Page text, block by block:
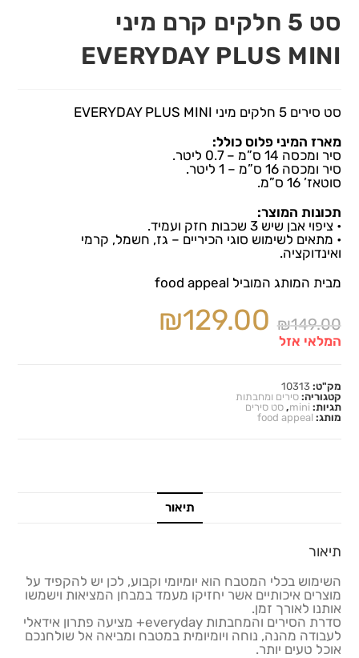
סט 5 חלקים קרם מיני
EVERYDAY PLUS MINI
סט סירים 5 חלקים מיני EVERYDAY PLUS MINI
מארז המיני פלוס כולל:
סיר ומכסה 14 ס”מ – 0.7 ליטר.
סיר ומכסה 16 ס”מ – 1 ליטר.
סוטאז’ 16 ס”מ.
תכונות המוצר:
• ציפוי אבן שיש 3 שכבות חזק ועמיד.
• מתאים לשימוש סוגי הכיריים – גז, חשמל, קרמי
ואינדוקציה.
מבית המותג המוביל food appeal
₪149.00
₪129.00
המלאי אזל
מק"ט:10313
קטגוריה:סירים ומחבתות
תגיות: mini
,סט סירים
מותג: food appeal
תיאור
תיאור
השימוש בכלי המטבח הוא יומיומי וקבוע, לכן יש להקפיד על
מוצרים איכותיים אשר יחזיקו מעמד במבחן המציאות וישמשו
אותנו לאורך זמן.
סדרת הסירים והמחבתות everyday+ מציעה פתרון אידאלי
לעבודה מהנה, נוחה ויומיומית במטבח ומביאה אל שולחנכם
אוכל טעים יותר.